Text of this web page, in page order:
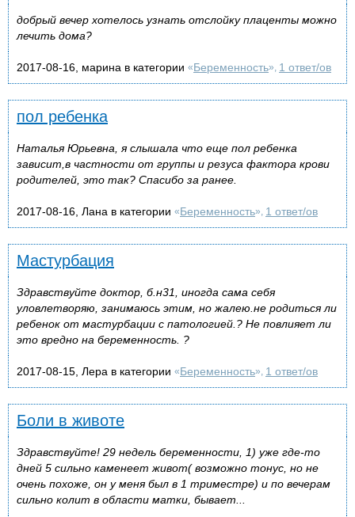
добрый вечер хотелось узнать отслойку плаценты можно
лечить дома?
2017-08-16, марина в категории «Беременность», 1 ответ/ов
пол ребенка
Наталья Юрьевна, я слышала что еще пол ребенка
зависит,в частности от группы и резуса фактора крови
родителей, это так? Спасибо за ранее.
2017-08-16, Лана в категории «Беременность», 1 ответ/ов
Мастурбация
Здравствуйте доктор, б.н31, иногда сама себя
уловлетворяю, занимаюсь этим, но жалею.не родиться ли
ребенок от мастурбации с патологией.? Не повлияет ли
это вредно на беременность. ?
2017-08-15, Лера в категории «Беременность», 1 ответ/ов
Боли в животе
Здравствуйте! 29 недель беременности, 1) уже где-то
дней 5 сильно каменеет живот( возможно тонус, но не
очень похоже, он у меня был в 1 триместре) и по вечерам
сильно колит в области матки, бывает...